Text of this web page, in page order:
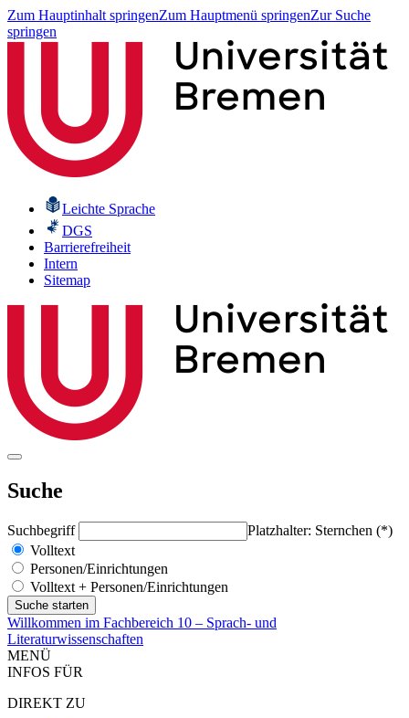
Zum Hauptinhalt springenZum Hauptmenü springenZur Suche
springen
Leichte Sprache
DGS
Barrierefreiheit
Intern
Sitemap
Suche
Suchbegriff
Platzhalter: Sternchen (*)
Volltext
Personen/Einrichtungen
Volltext + Personen/Einrichtungen
Willkommen im Fachbereich 10 – Sprach- und
Literaturwissenschaften
MENÜ
INFOS FÜR
DIREKT ZU